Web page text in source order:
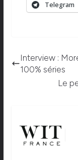
Telegram
Interview :
100% séries
Le